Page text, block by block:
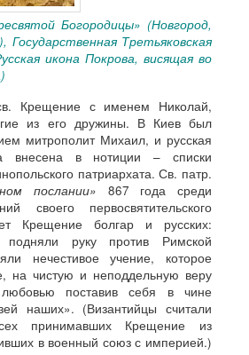
Богородицы» (Новгород,
Государственная Третьяковская
икона Покрова, висящая во
Крещение с именем Николай,
из его дружины. В Киев был
митрополит Михаил, и русская
внесена в нотиции – списки
патриархата. Св. патр.
послании» 867 года среди
своего первосвятительского
Крещение болгар и русских:
подняли руку против Римской
нечестивое учение, которое
на чистую и неподдельную веру
поставив себя в чине
наших». (Византийцы считали
принимавших Крещение из
в военный союз с империей.)